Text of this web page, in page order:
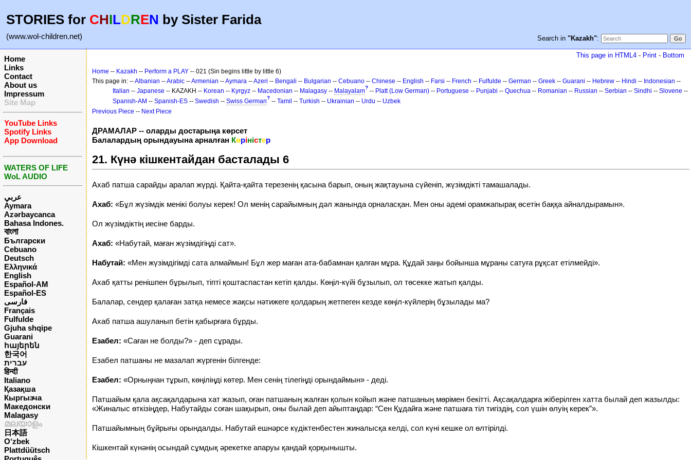
STORIES for CHILDREN by Sister Farida
(www.wol-children.net) Search in "Kazakh":
Home
Links
Contact
About us
Impressum
Site Map
YouTube Links
Spotify Links
App Download
WATERS OF LIFE
WoL AUDIO
عربي
Aymara
Azərbaycanca
Bahasa Indones.
বাংলা
Български
Cebuano
Deutsch
Ελληνικά
English
Español-AM
Español-ES
فارسی
Français
Fulfulde
Gjuha shqipe
Guarani
հայերեն
한국어
עברית
हिन्दी
Italiano
Қазақша
Кыргызча
Македонски
Malagasy
മലയാളം
日本語
O‘zbek
Plattdüütsch
This page in HTML4 - Print - Bottom
Home -- Kazakh -- Perform a PLAY -- 021 (Sin begins little by little 6)
This page in: --Albanian --Arabic --Armenian --Aymara --Azeri -- Bengali -- Bulgarian -- Cebuano -- Chinese -- English -- Farsi -- French -- Fulfulde -- German -- Greek -- Guarani -- Hebrew -- Hindi -- Indonesian --
Italian -- Japanese -- KAZAKH -- Korean -- Kyrgyz -- Macedonian -- Malagasy -- Malayalam? -- Platt (Low German) -- Portuguese -- Punjabi -- Quechua -- Romanian -- Russian -- Serbian -- Sindhi -- Slovene --
Spanish-AM -- Spanish-ES -- Swedish -- Swiss German? -- Tamil -- Turkish -- Ukrainian -- Urdu -- Uzbek
Previous Piece -- Next Piece
ДРАМАЛАР -- оларды достарыңа көрсет
Балалардың орындауына арналған Көріністер
21. Күнә кішкентайдан басталады 6
Ахаб патша сарайды аралап жүрді. Қайта-қайта терезенің қасына барып, оның жақтауына сүйеніп, жүзімдікті тамашалады.
Ахаб: «Бұл жүзімдік менікі болуы керек! Ол менің сарайымның дәл жанында орналасқан. Мен оны әдемі орамжапырақ өсетін баққа айналдырамын».
Ол жүзімдіктің иесіне барды.
Ахаб: «Набутай, маған жүзімдігіңді сат».
Набутай: «Мен жүзімдігімді сата алмаймын! Бұл жер маған ата-бабамнан қалған мұра. Құдай заңы бойынша мұраны сатуға рұқсат етілмейді».
Ахаб қатты ренішпен бұрылып, тіпті қоштаспастан кетіп қалды. Көңіл-күйі бұзылып, ол төсекке жатып қалды.
Балалар, сендер қалаған затқа немесе жақсы нәтижеге қолдарың жетпеген кезде көңіл-күйлерің бұзылады ма?
Ахаб патша ашуланып бетін қабырғаға бұрды.
Езабел: «Саған не болды?» - деп сұрады.
Езабел патшаны не мазалап жүргенін білгенде:
Езабел: «Орныңнан тұрып, көңіліңді көтер. Мен сенің тілегіңді орындаймын» - деді.
Патшайым қала ақсақалдарына хат жазып, оған патшаның жалған қолын койып және патшаның мөрімен бекітті. Ақсақалдарға жіберілген хатта былай деп жазылды:
«Жиналыс өткізіңдер, Набутайды соған шақырып, оны былай деп айыптаңдар: “Сен Құдайға және патшаға тіл тигіздің, сол үшін өлуің керек”».
Патшайымның бұйрығы орындалды. Набутай ешнәрсе күдіктенбестен жиналысқа келді, сол күні кешке ол өлтірілді.
Кішкентай күнәнің осындай сұмдық әрекетке апаруы қандай қорқынышты.